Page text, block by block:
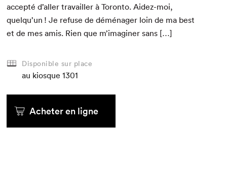
accep­té d’aller tra­vailler à Toron­to. Aidez-moi,
quelqu’un ! Je refuse de démé­nag­er loin de ma best
et de mes amis. Rien que m’imaginer sans […]
Disponible sur place
au kiosque 1301
Acheter en ligne